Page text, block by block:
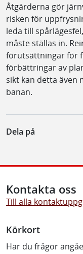
Åtgärderna gör
risken för
leda till
måste ställas in.
förutsättningar för
förbättringar av
sikt kan detta även
banan.
Dela på
Kontakta oss
Till alla
Körkort
Har du frågor